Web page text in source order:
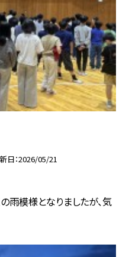
日 2026/05/21
雨模様となりましたが、気